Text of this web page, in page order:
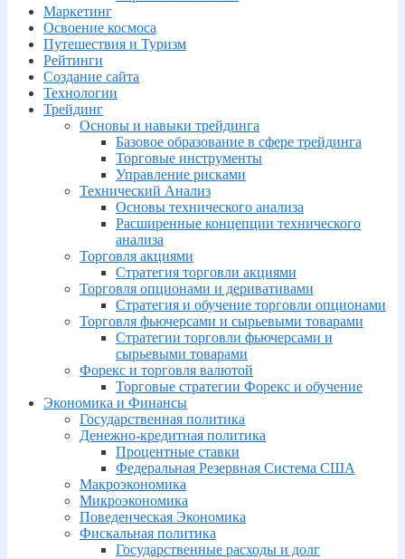
Маркетинг
Освоение космоса
Путешествия и Туризм
Рейтинги
Создание сайта
Технологии
Трейдинг
Основы и навыки трейдинга
Базовое образование в сфере трейдинга
Торговые инструменты
Управление рисками
Технический Анализ
Основы технического анализа
Расширенные концепции технического
анализа
Торговля акциями
Стратегия торговли акциями
Торговля опционами и деривативами
Стратегия и обучение торговли опционами
Торговля фьючерсами и сырьевыми товарами
Стратегии торговли фьючерсами и
сырьевыми товарами
Форекс и торговля валютой
Торговые стратегии Форекс и обучение
Экономика и Финансы
Государственная политика
Денежно-кредитная политика
Процентные ставки
Федеральная Резервная Система США
Макроэкономика
Микроэкономика
Поведенческая Экономика
Фискальная политика
Государственные расходы и долг